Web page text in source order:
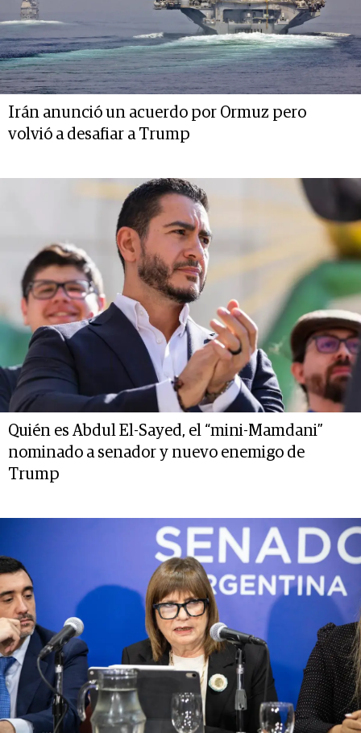
Irán anunció un acuerdo por Ormuz pero
volvió a desafiar a Trump
Quién es Abdul El-Sayed, el “mini-Mamdani”
nominado a senador y nuevo enemigo de
Trump